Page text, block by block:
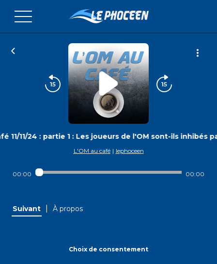
11/11/24 : partie 1 : Les joueurs de l'OM sont-ils inhibés
L'OM au café | lephoceen
00:00 00:00
Suivant À propos
Choix de consentement